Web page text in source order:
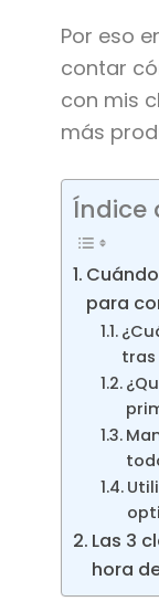
Por eso
contar
con mis
más
Índice
para
Las 3
hora